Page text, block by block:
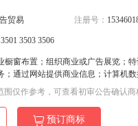
贸易 注册号：
3503 3506
橱窗布置；组织商业或广告展览；
；通过网站提供商业信息；计算机数
围仅作参考，可查看初审公告确认商
预订商标